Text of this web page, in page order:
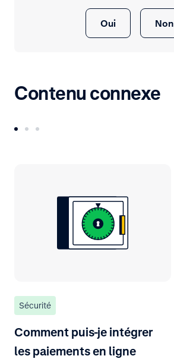
Oui Non
Contenu connexe
Sécurité
Comment puis-je intégrer
les paiements en ligne